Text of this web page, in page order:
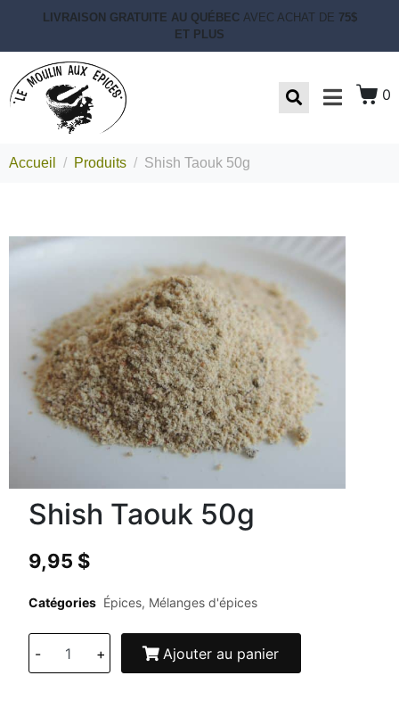
LIVRAISON GRATUITE AU QUÉBEC AVEC ACHAT DE 75$
ET PLUS
0
Accueil Produits Shish Taouk 50g
Shish Taouk 50g
9,95 $
Catégories Épices, Mélanges d'épices
- + Ajouter au panier